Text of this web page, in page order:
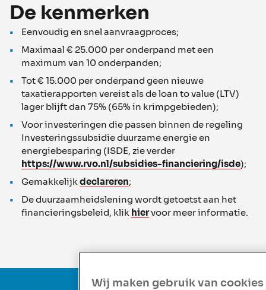
De kenmerken
Eenvoudig en snel aanvraagproces;
Maximaal € 25.000 per onderpand met een
maximum van 10 onderpanden;
Tot € 15.000 per onderpand geen nieuwe
taxatierapporten vereist als de loan to value (LTV)
lager blijft dan 75% (65% in krimpgebieden);
Voor investeringen die passen binnen de regeling
Investeringssubsidie duurzame energie en
energiebesparing (ISDE, zie verder
https://www.rvo.nl/subsidies-financiering/isde);
Gemakkelijkdeclareren;
De duurzaamheidslening wordt getoetst aan het
financieringsbeleid, klik hiervoor meer informatie.
Wij maken gebruik van cookies